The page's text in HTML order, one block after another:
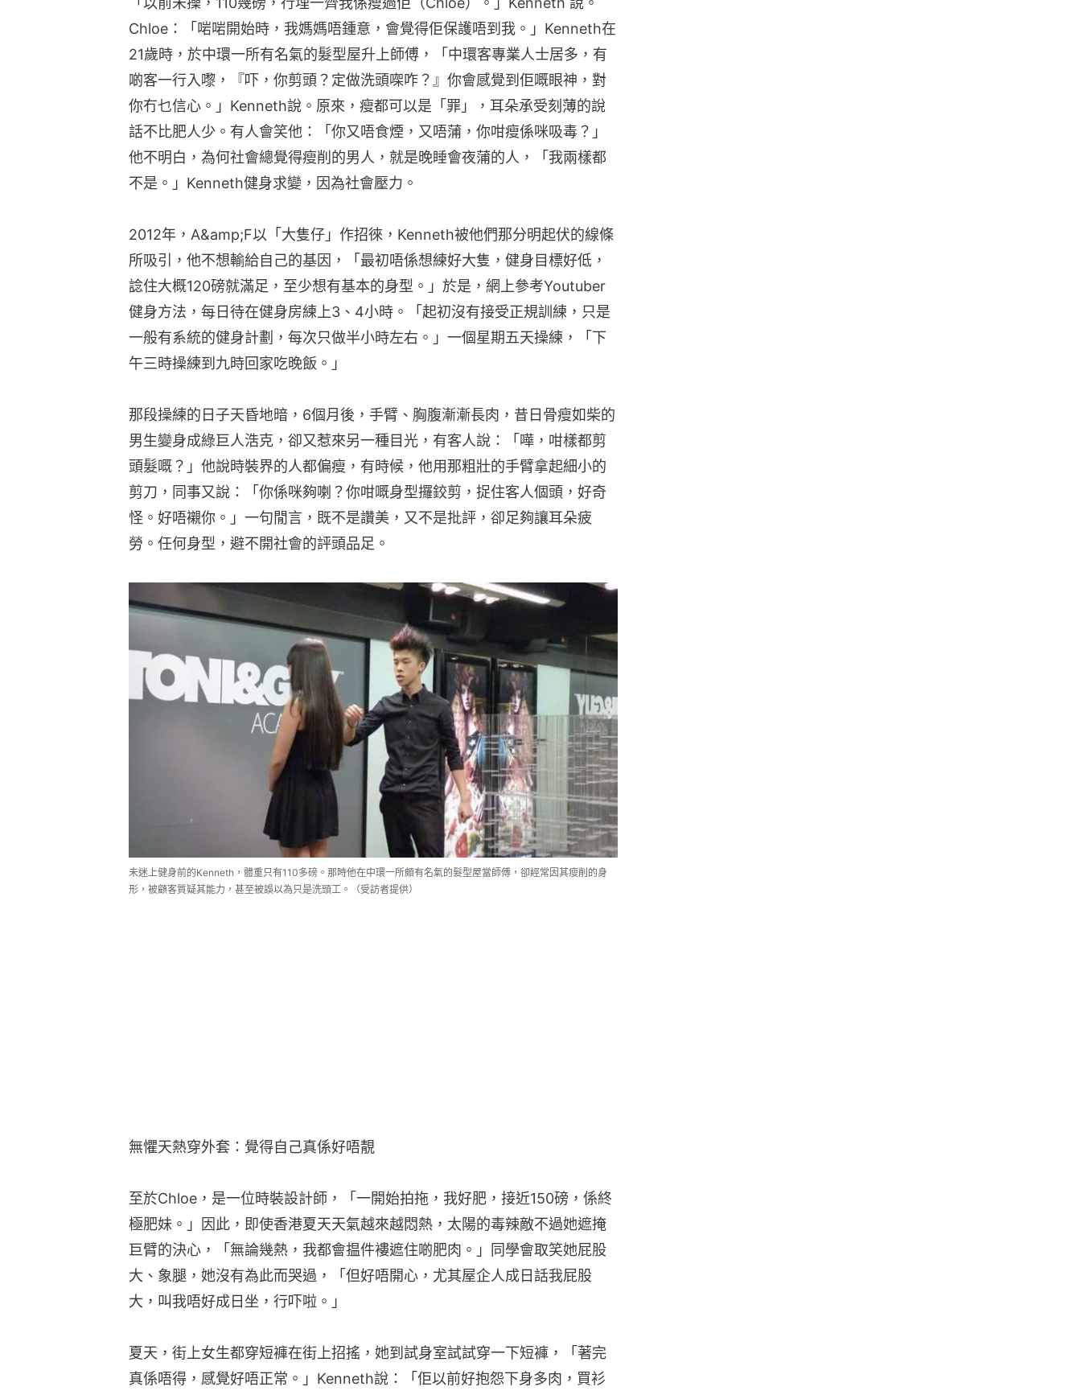
Chloe：「啱啱開始時，我媽媽唔鍾意，會覺得佢保護唔到我。」Kenneth在
21歲時，於中環一所有名氣的髮型屋升上師傅，「中環客專業人士居多，有
啲客一行入嚟，『吓，你剪頭？定做洗頭㗎咋？』你會感覺到佢嘅眼神，對
你冇乜信心。」Kenneth說。原來，瘦都可以是「罪」，耳朵承受刻薄的說
話不比肥人少。有人會笑他：「你又唔食煙，又唔蒲，你咁瘦係咪吸毒？」
他不明白，為何社會總覺得瘦削的男人，就是晚睡會夜蒲的人，「我兩樣都
不是。」Kenneth健身求變，因為社會壓力。
2012年，A&amp;F以「大隻仔」作招徠，Kenneth被他們那分明起伏的線條
所吸引，他不想輸給自己的基因，「最初唔係想練好大隻，健身目標好低，
諗住大概120磅就滿足，至少想有基本的身型。」於是，網上參考Youtuber
健身方法，每日待在健身房練上3、4小時。「起初沒有接受正規訓練，只是
一般有系統的健身計劃，每次只做半小時左右。」一個星期五天操練，「下
午三時操練到九時回家吃晚飯。」
那段操練的日子天昏地暗，6個月後，手臂、胸腹漸漸長肉，昔日骨瘦如柴的
男生變身成綠巨人浩克，卻又惹來另一種目光，有客人說：「嘩，咁樣都剪
頭髮嘅？」他說時裝界的人都偏瘦，有時候，他用那粗壯的手臂拿起細小的
剪刀，同事又說：「你係咪夠喇？你咁嘅身型攞鉸剪，捉住客人個頭，好奇
怪。好唔襯你。」一句閒言，既不是讚美，又不是批評，卻足夠讓耳朵疲
勞。任何身型，避不開社會的評頭品足。
未迷上健身前的Kenneth，體重只有110多磅。那時他在中環一所頗有名氣的髮型屋當師傅，卻經常因其瘦削的身
形，被顧客質疑其能力，甚至被誤以為只是洗頭工。（受訪者提供）
無懼天熱穿外套：覺得自己真係好唔靚
至於Chloe，是一位時裝設計師，「一開始拍拖，我好肥，接近150磅，係終
極肥妹。」因此，即使香港夏天天氣越來越悶熱，太陽的毒辣敵不過她遮掩
巨臂的決心，「無論幾熱，我都會揾件褸遮住啲肥肉。」同學會取笑她屁股
大、象腿，她沒有為此而哭過，「但好唔開心，尤其屋企人成日話我屁股
大，叫我唔好成日坐，行吓啦。」
夏天，街上女生都穿短褲在街上招搖，她到試身室試試穿一下短褲，「著完
真係唔得，感覺好唔正常。」Kenneth說：「佢以前好抱怨下身多肉，買衫